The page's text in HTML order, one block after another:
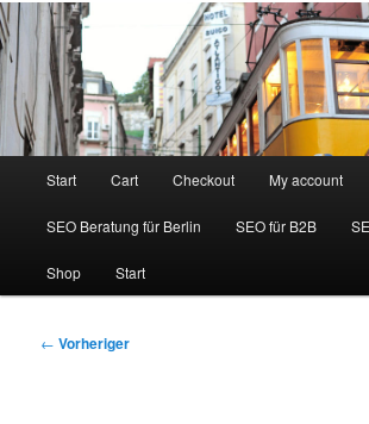
Start Cart Checkout My account
SEO Beratung für Berlin SEO für B2B
Shop Start
Beitragsnavigation
← Vorheriger